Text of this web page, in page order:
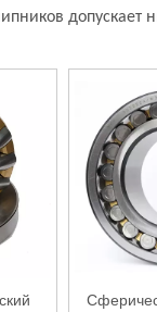
допускает